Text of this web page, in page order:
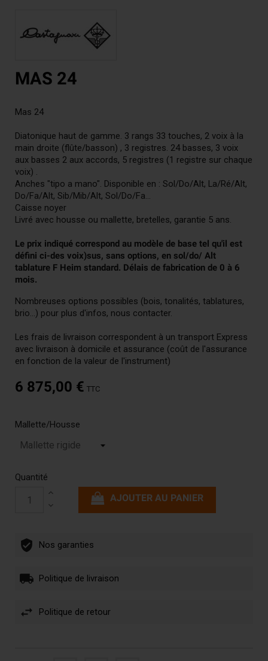
MAS 24
Mas 24
Diatonique haut de gamme. 3 rangs 33 touches, 2 voix à la
main droite (flûte/basson) , 3 registres. 24 basses, 3 voix
aux basses 2 aux accords, 5 registres (1 registre sur chaque
voix) .
Anches "tipo a mano". Disponible en : Sol/Do/Alt, La/Ré/Alt,
Do/Fa/Alt, Sib/Mib/Alt, Sol/Do/Fa...
Caisse noyer
Livré avec housse ou mallette, bretelles, garantie 5 ans.
Le prix indiqué correspond au modèle de base tel qu'il est
défini ci-des voix)sus, sans options, en sol/do/ Alt
tablature F Heim standard. Délais de fabrication de 0 à 6
mois.
Nombreuses options possibles (bois, tonalités, tablatures,
brio...) pour plus d'infos, nous contacter.
Les frais de livraison correspondent à un transport Express
avec livraison à domicile et assurance (coût de l'assurance
en fonction de la valeur de l'instrument)
6 875,00 € TTC
Mallette/Housse
Quantité
AJOUTER AU PANIER
Nos garanties
Politique de livraison
Politique de retour